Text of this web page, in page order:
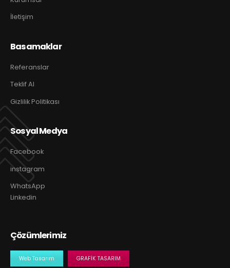
İletişim
Basamaklar
Referanslar
Teklif Al
Gizlilik Politikası
Sosyal Medya
Facebook
instagram
WhatsApp
Linkedin
Çözümlerimiz
Web Tasarım GRAFIK TASARIM